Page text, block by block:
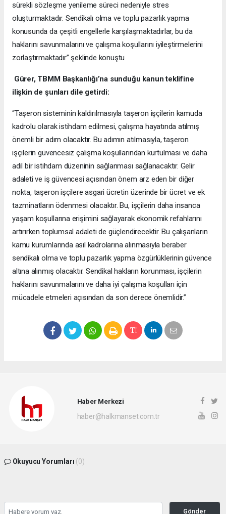
sürekli sözleşme yenileme süreci nedeniyle stres
oluşturmaktadır. Sendikalı olma ve toplu pazarlık yapma
konusunda da çeşitli engellerle karşılaşmaktadırlar, bu da
haklarını savunmalarını ve çalışma koşullarını iyileştirmelerini
zorlaştırmaktadır” şeklinde konuştu
Gürer, TBMM Başkanlığı’na sunduğu kanun teklifine
ilişkin de şunları dile getirdi:
“Taşeron sisteminin kaldırılmasıyla taşeron işçilerin kamuda
kadrolu olarak istihdam edilmesi, çalışma hayatında atılmış
önemli bir adım olacaktır. Bu adımın atılmasıyla, taşeron
işçilerin güvencesiz çalışma koşullarından kurtulması ve daha
adil bir istihdam düzeninin sağlanması sağlanacaktır. Gelir
adaleti ve iş güvencesi açısından önem arz eden bir diğer
nokta, taşeron işçilere asgari ücretin üzerinde bir ücret ve ek
tazminatların ödenmesi olacaktır. Bu, işçilerin daha insanca
yaşam koşullarına erişimini sağlayarak ekonomik refahlarını
artırırken toplumsal adaleti de güçlendirecektir. Bu çalışanların
kamu kurumlarında asıl kadrolarına alınmasıyla beraber
sendikalı olma ve toplu pazarlık yapma özgürlüklerinin güvence
altına alınmış olacaktır. Sendikal hakların korunması, işçilerin
haklarını savunmalarını ve daha iyi çalışma koşulları için
mücadele etmeleri açısından da son derece önemlidir.”
Haber Merkezi
haber@halkmanset.com.tr
Okuyucu Yorumları (0)
Gönder